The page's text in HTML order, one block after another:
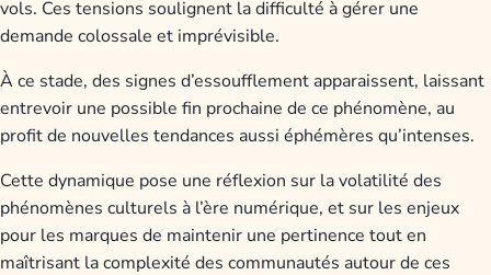
vols. Ces tensions soulignent la difficulté à gérer une
demande colossale et imprévisible.
À ce stade, des signes d’essoufflement apparaissent, laissant
entrevoir une possible fin prochaine de ce phénomène, au
profit de nouvelles tendances aussi éphémères qu’intenses.
Cette dynamique pose une réflexion sur la volatilité des
phénomènes culturels à l’ère numérique, et sur les enjeux
pour les marques de maintenir une pertinence tout en
maîtrisant la complexité des communautés autour de ces